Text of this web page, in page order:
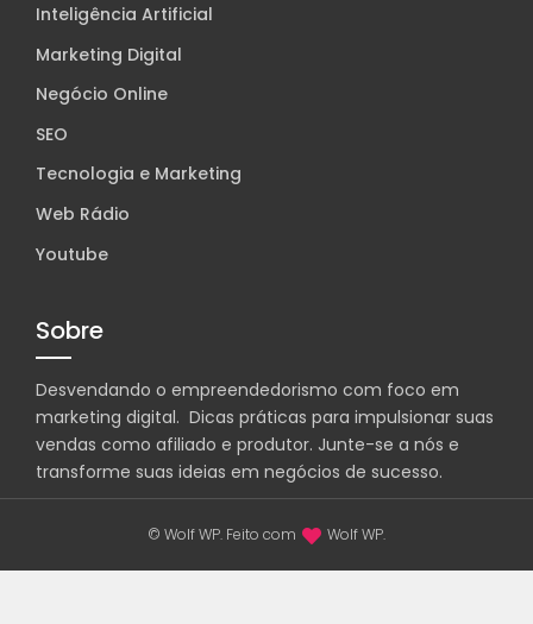
Inteligência Artificial
Marketing Digital
Negócio Online
SEO
Tecnologia e Marketing
Web Rádio
Youtube
Sobre
Desvendando o empreendedorismo com foco em
marketing digital. Dicas práticas para impulsionar suas
vendas como afiliado e produtor. Junte-se a nós e
transforme suas ideias em negócios de sucesso.
© Wolf WP. Feito com Wolf WP.